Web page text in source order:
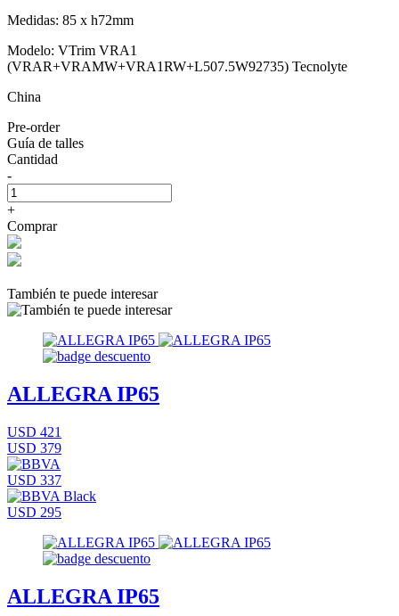
Medidas: 85 x h72mm
Modelo: VTrim VRA1
(VRAR+VRAMW+VRA1RW+L507.5W92735) Tecnolyte
China
Pre-order
Guía de talles
Cantidad
-
+
Comprar
También te puede interesar
ALLEGRA IP65
USD 421
USD 379
USD 337
USD 295
ALLEGRA IP65